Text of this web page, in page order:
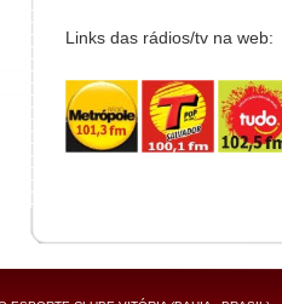
Links das rádios/tv na web: